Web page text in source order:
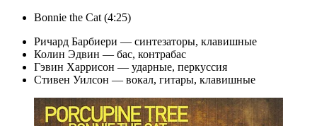
Bonnie the Cat (4:25)
Ричард Барбиери — синтезаторы, клавишные
Колин Эдвин — бас, контрабас
Гэвин Харрисон — ударные, перкуссия
Стивен Уилсон — вокал, гитары, клавишные